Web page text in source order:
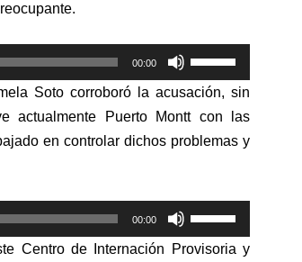
00:00
Utiliza
las
teclas
de
flecha
aumentar
o
Soto corroboró la acusación, sin
actualmente Puerto Montt con las
en controlar dichos problemas y
00:00
Utiliza
las
teclas
Centro de Internación Provisoria y